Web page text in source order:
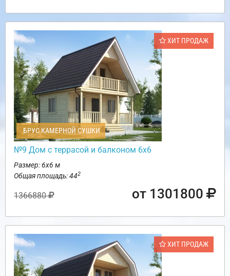
ХИТ ПРОДАЖ
БРУС КАМЕРНОЙ СУШКИ
№9 Дом с террасой и балконом 6х6
Размер: 6х6 м
Общая площадь: 442
1366880 от 1301800
ХИТ ПРОДАЖ